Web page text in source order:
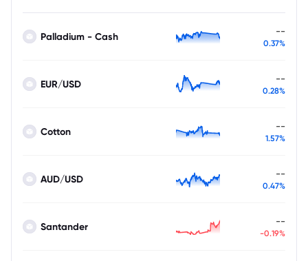
Palladium - Cash --
0.37%
EUR/USD --
0.28%
Cotton --
1.57%
AUD/USD --
0.47%
Santander --
-0.19%